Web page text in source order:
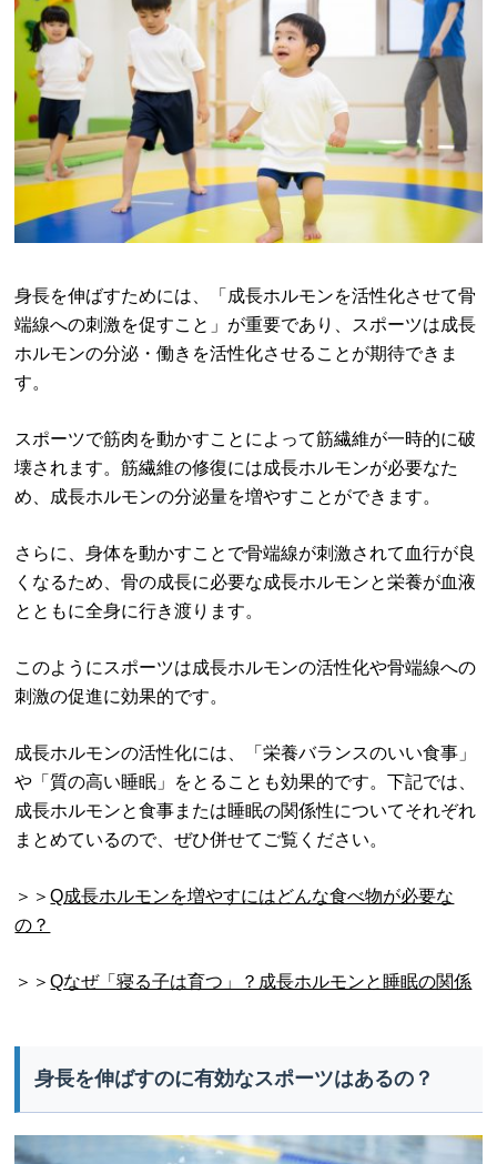
身長を伸ばすためには、「成長ホルモンを活性化させて骨
端線への刺激を促すこと」が重要であり、スポーツは成長
ホルモンの分泌・働きを活性化させることが期待できま
す。
スポーツで筋肉を動かすことによって筋繊維が一時的に破
壊されます。筋繊維の修復には成長ホルモンが必要なた
め、成長ホルモンの分泌量を増やすことができます。
さらに、身体を動かすことで骨端線が刺激されて血行が良
くなるため、骨の成長に必要な成長ホルモンと栄養が血液
とともに全身に行き渡ります。
このようにスポーツは成長ホルモンの活性化や骨端線への
刺激の促進に効果的です。
成長ホルモンの活性化には、「栄養バランスのいい食事」
や「質の高い睡眠」をとることも効果的です。下記では、
成長ホルモンと食事または睡眠の関係性についてそれぞれ
まとめているので、ぜひ併せてご覧ください。
＞＞Q成長ホルモンを増やすにはどんな食べ物が必要な
の？
＞＞Qなぜ「寝る子は育つ」？成長ホルモンと睡眠の関係
身長を伸ばすのに有効なスポーツはあるの？